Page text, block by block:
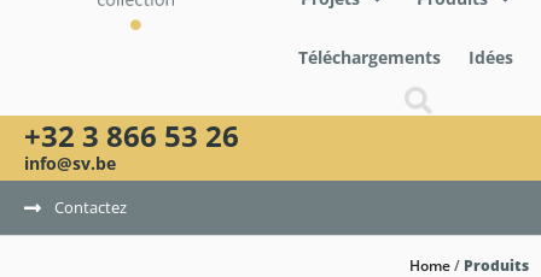
Téléchargements Idées
+32 3 866 53 26
info@sv.be
Contactez
Home/ Produits